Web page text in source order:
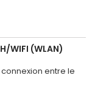
WIFI (WLAN)
entre le